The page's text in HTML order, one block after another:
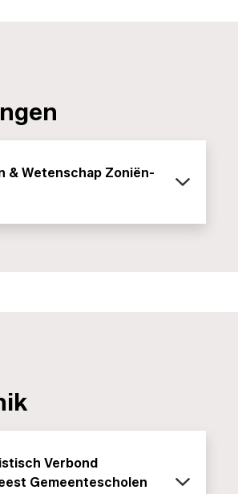
& Wetenschap Zoniën-
Verbond
Gemeentescholen